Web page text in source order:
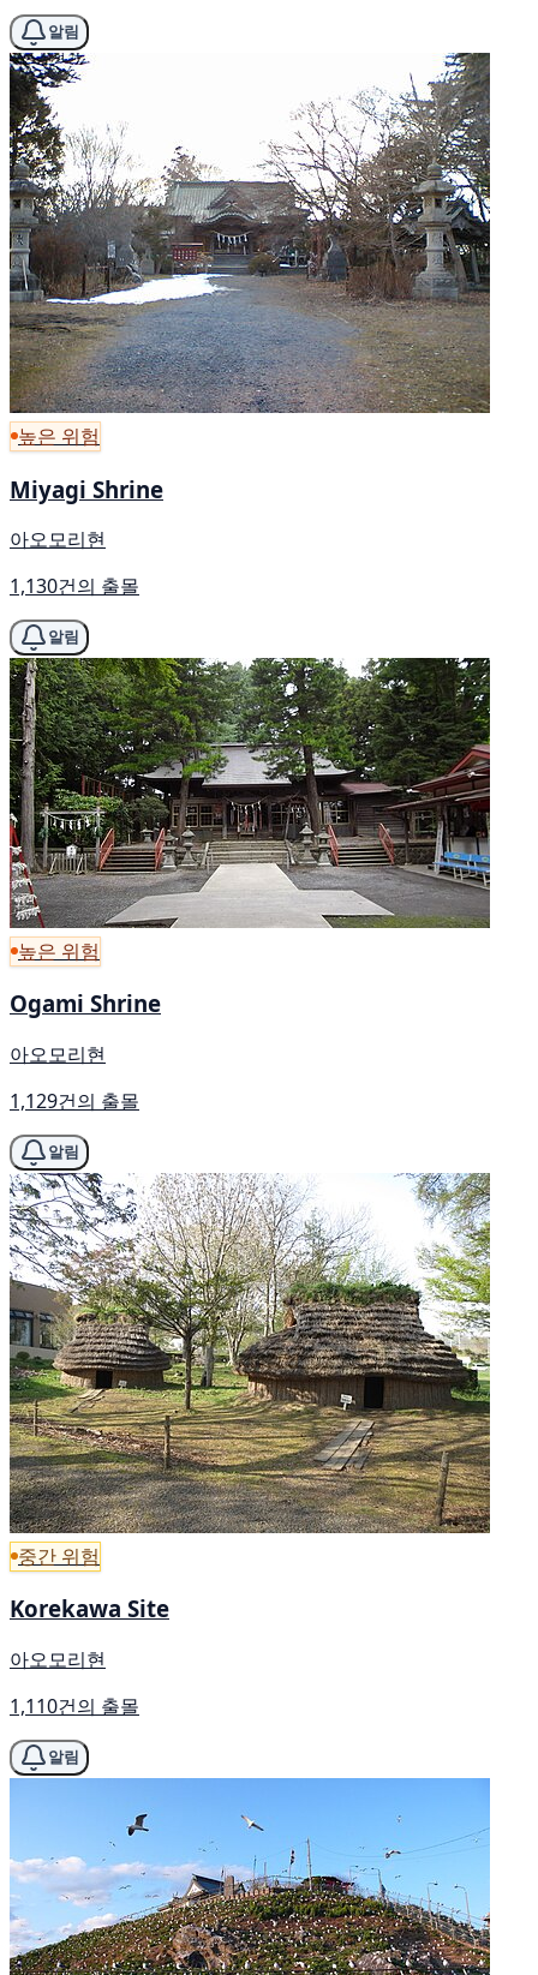
알림
높은 위험
Miyagi Shrine
아오모리현
1,130건의 출몰
알림
높은 위험
Ogami Shrine
아오모리현
1,129건의 출몰
알림
중간 위험
Korekawa Site
아오모리현
1,110건의 출몰
알림